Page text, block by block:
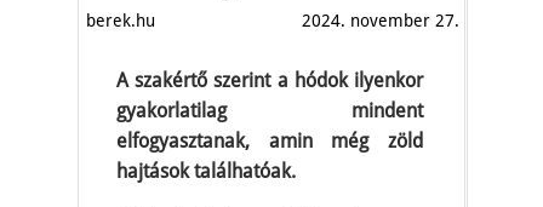
berek.hu 2024. november 27.
A szakértő szerint a hódok ilyenkor
gyakorlatilag mindent
elfogyasztanak, amin még zöld
hajtások találhatóak.